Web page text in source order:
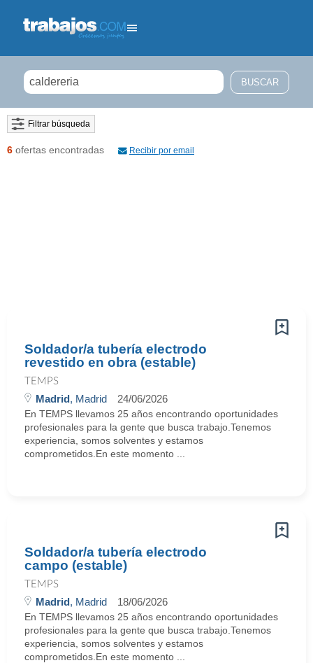
Filtrar búsqueda
6 ofertas encontradas Recibir por email
Soldador/a tubería electrodo
revestido en obra (estable)
TEMPS
Madrid, Madrid 24/06/2026
En TEMPS llevamos 25 años encontrando oportunidades
profesionales para la gente que busca trabajo.Tenemos
experiencia, somos solventes y estamos
comprometidos.En este momento ...
Soldador/a tubería electrodo
campo (estable)
TEMPS
Madrid, Madrid 18/06/2026
En TEMPS llevamos 25 años encontrando oportunidades
profesionales para la gente que busca trabajo.Tenemos
experiencia, somos solventes y estamos
comprometidos.En este momento ...